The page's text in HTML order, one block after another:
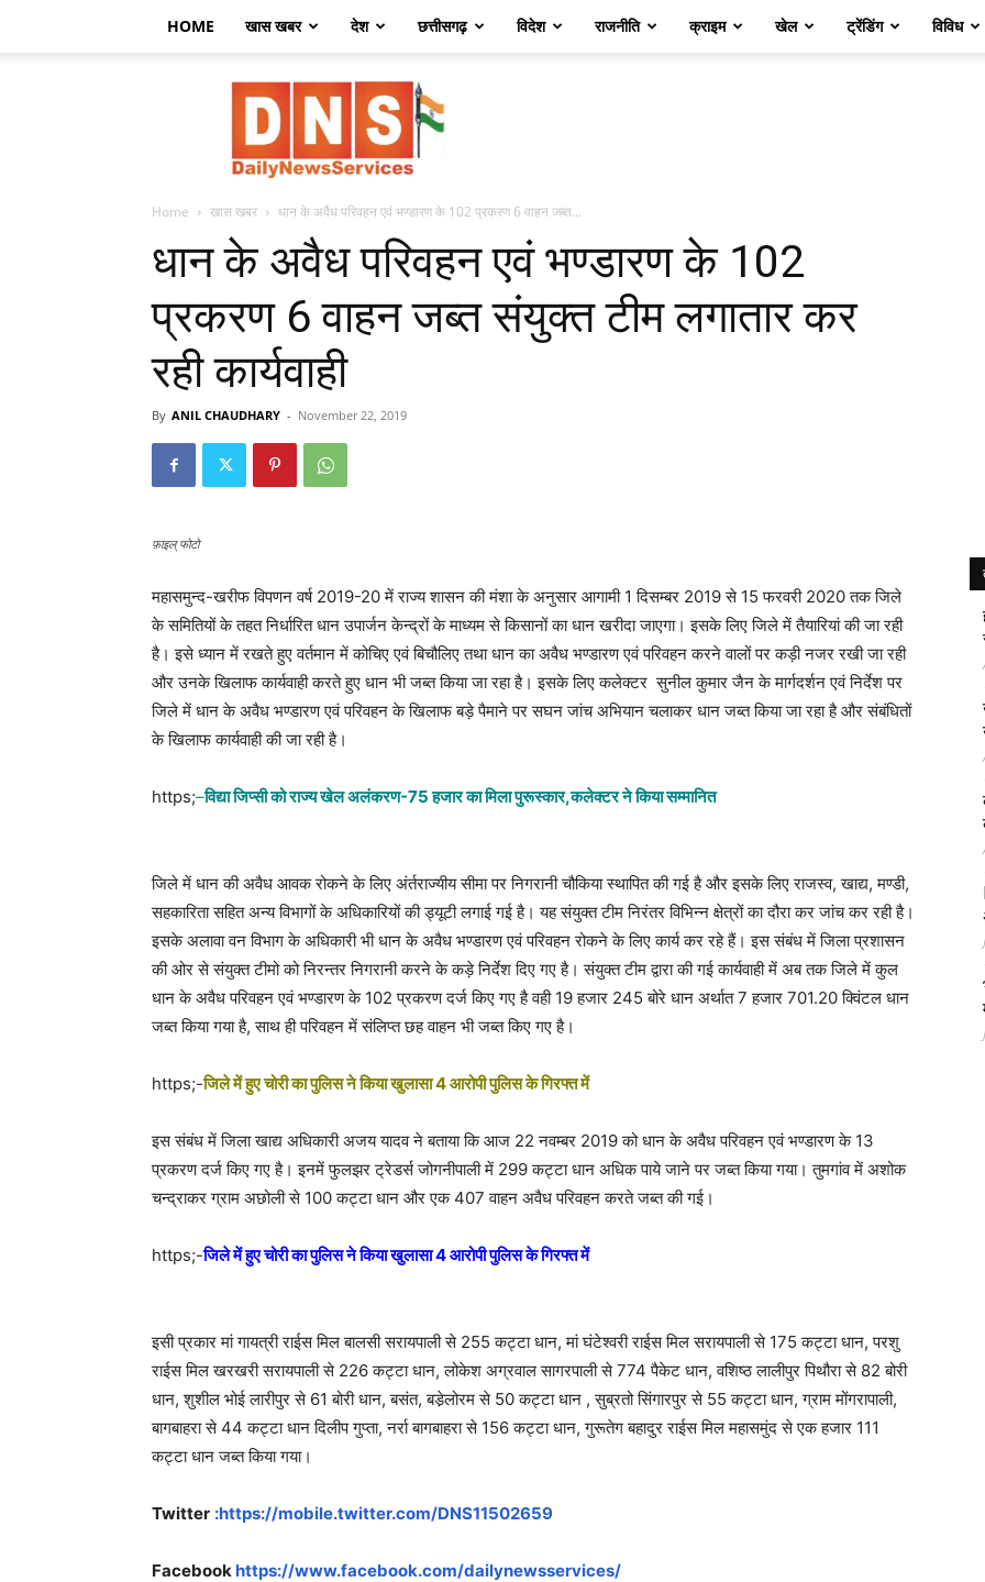
HOME खास खबर देश छत्तीसगढ़ विदेश राजनीति क्राइम खेल ट्रेंडिंग विविध
Home खास खबर धान के अवैध परिवहन एवं भण्डारण के 102 प्रकरण 6 वाहन जब्त...
धान के अवैध परिवहन एवं भण्डारण के 102
प्रकरण 6 वाहन जब्त संयुक्त टीम लगातार कर
रही कार्यवाही
By ANIL CHAUDHARY - November 22, 2019
फ़ाइल् फोटो
महासमुन्द-खरीफ विपणन वर्ष 2019-20 में राज्य शासन की मंशा के अनुसार आगामी 1 दिसम्बर 2019 से 15 फरवरी 2020 तक जिले
के समितियों के तहत निर्धारित धान उपार्जन केन्द्रों के माध्यम से किसानों का धान खरीदा जाएगा। इसके लिए जिले में तैयारियां की जा रही
है। इसे ध्यान में रखते हुए वर्तमान में कोचिए एवं बिचौलिए तथा धान का अवैध भण्डारण एवं परिवहन करने वालों पर कड़ी नजर रखी जा रही
और उनके खिलाफ कार्यवाही करते हुए धान भी जब्त किया जा रहा है। इसके लिए कलेक्टर सुनील कुमार जैन के मार्गदर्शन एवं निर्देश पर
जिले में धान के अवैध भण्डारण एवं परिवहन के खिलाफ बड़े पैमाने पर सघन जांच अभियान चलाकर धान जब्त किया जा रहा है और संबंधितों
के खिलाफ कार्यवाही की जा रही है।
https;–विद्या जिप्सी को राज्य खेल अलंकरण-75 हजार का मिला पुरूस्कार,कलेक्टर ने किया सम्मानित
जिले में धान की अवैध आवक रोकने के लिए अंर्तराज्यीय सीमा पर निगरानी चौकिया स्थापित की गई है और इसके लिए राजस्व, खाद्य, मण्डी,
सहकारिता सहित अन्य विभागों के अधिकारियों की ड्यूटी लगाई गई है। यह संयुक्त टीम निरंतर विभिन्न क्षेत्रों का दौरा कर जांच कर रही है।
इसके अलावा वन विभाग के अधिकारी भी धान के अवैध भण्डारण एवं परिवहन रोकने के लिए कार्य कर रहे हैं। इस संबंध में जिला प्रशासन
की ओर से संयुक्त टीमो को निरन्तर निगरानी करने के कड़े निर्देश दिए गए है। संयुक्त टीम द्वारा की गई कार्यवाही में अब तक जिले में कुल
धान के अवैध परिवहन एवं भण्डारण के 102 प्रकरण दर्ज किए गए है वही 19 हजार 245 बोरे धान अर्थात 7 हजार 701.20 क्विंटल धान
जब्त किया गया है, साथ ही परिवहन में संलिप्त छह वाहन भी जब्त किए गए है।
https;-जिले में हुए चोरी का पुलिस ने किया खुलासा 4 आरोपी पुलिस के गिरफ्त में
इस संबंध में जिला खाद्य अधिकारी अजय यादव ने बताया कि आज 22 नवम्बर 2019 को धान के अवैध परिवहन एवं भण्डारण के 13
प्रकरण दर्ज किए गए है। इनमें फुलझर ट्रेडर्स जोगनीपाली में 299 कट्टा धान अधिक पाये जाने पर जब्त किया गया। तुमगांव में अशोक
चन्द्राकर ग्राम अछोली से 100 कट्टा धान और एक 407 वाहन अवैध परिवहन करते जब्त की गई।
https;-जिले में हुए चोरी का पुलिस ने किया खुलासा 4 आरोपी पुलिस के गिरफ्त में
इसी प्रकार मां गायत्री राईस मिल बालसी सरायपाली से 255 कट्टा धान, मां घंटेश्वरी राईस मिल सरायपाली से 175 कट्टा धान, परशु
राईस मिल खरखरी सरायपाली से 226 कट्टा धान, लोकेश अग्रवाल सागरपाली से 774 पैकेट धान, वशिष्ठ लालीपुर पिथौरा से 82 बोरी
धान, शुशील भोई लारीपुर से 61 बोरी धान, बसंत, बडे़लोरम से 50 कट्टा धान , सुब्रतो सिंगारपुर से 55 कट्टा धान, ग्राम मोंगरापाली,
बागबाहरा से 44 कट्टा धान दिलीप गुप्ता, नर्रा बागबाहरा से 156 कट्टा धान, गुरूतेग बहादुर राईस मिल महासमुंद से एक हजार 111
कट्टा धान जब्त किया गया।
Twitter :https://mobile.twitter.com/DNS11502659
Facebook https://www.facebook.com/dailynewsservices/